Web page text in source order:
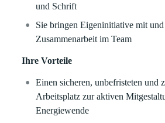
und Schrift
Sie bringen Eigeninitiative mit und
Zusammenarbeit im Team
Ihre Vorteile
Einen sicheren, unbefristeten und
Arbeitsplatz zur aktiven
Energiewende